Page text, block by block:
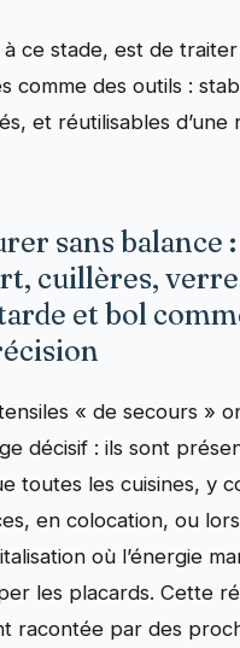
à ce stade, est de
comme des outils :
et réutilisables d’une
sans balance
cuillères,
et bol
« de secours »
décisif : ils sont
toutes les cuisines, y
en colocation, ou
où l’énergie
les placards. Cette
racontée par des